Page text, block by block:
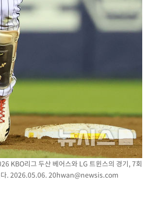
KBO리그 두산 베어스와 LG 트윈스의 경기, 7회
다. 2026.05.06. 20hwan@newsis.com